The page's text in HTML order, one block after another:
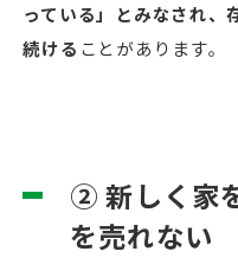
っている」とみなされ、
続ける ことがあります。
② 新しく家
を売れない